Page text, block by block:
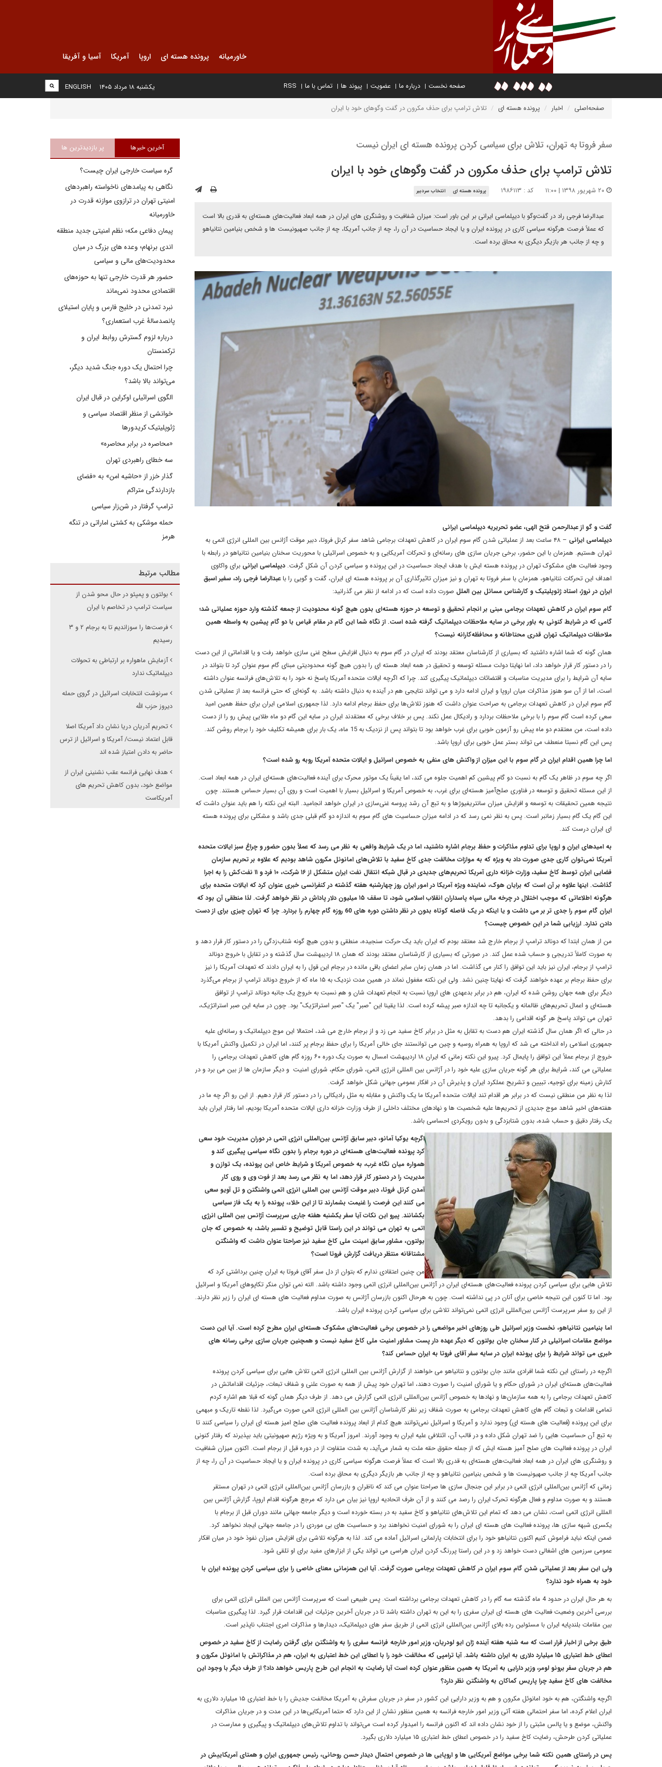
خاورمیانه پرونده هسته ای اروپا آمریکا آسیا و آفریقا
صفحه نخست درباره ما عضویت پیوند ها تماس با ما RSS
ENGLISH یکشنبه ۱۸ مرداد ۱۴۰۵
صفحه‌اصلی اخبار پرونده هسته ای تلاش ترامپ برای حذف مکرون در گفت وگوهای خود با ایران
سفر فروتا به تهران، تلاش برای سیاسی کردن پرونده هسته ای ایران نیست
تلاش ترامپ برای حذف مکرون در گفت وگوهای خود با ایران
کد : ۱۹۸۶۱۱۳ پرونده هسته ای انتخاب سردبیر
عبدالرضا فرجی راد در گفت‌وگو با دیپلماسی ایرانی بر این باور است: میزان شفافیت و روشنگری های ایران در همه ابعاد فعالیت‌های هسته‌ای به قدری بالا است
که عملاً فرصت هرگونه سیاسی کاری در پرونده ایران و یا ایجاد حساسیت در آن را، چه از جانب آمریکا، چه از جانب صهیونیست ها و شخص بنیامین نتانیاهو
و چه از جانب هر بازیگر دیگری به محاق برده است.
گفت و گو از عبدالرحمن فتح الهی، عضو تحریریه دیپلماسی ایرانی
دیپلماسی ایرانی
– ۴۸ ساعت بعد از عملیاتی شدن گام سوم ایران در کاهش تعهدات برجامی شاهد سفر کرنل فروتا، دبیر موقت آژانس بین المللی انرژی اتمی به
تهران هستیم. همزمان با این حضور، برخی جریان سازی های رسانه‌ای و تحرکات آمریکایی و به خصوص اسرائیلی با محوریت سخنان بنیامین نتانیاهو در رابطه با
وجود فعالیت های مشکوک تهران در پرونده هسته ایش با هدف ایجاد حساسیت در این پرونده و سیاسی کردن آن شکل گرفت. دیپلماسی ایرانی برای واکاوی
اهداف این تحرکات نتانیاهو، همزمان با سفر فروتا به تهران و نیز میزان تاثیرگذاری آن بر پرونده هسته ای ایران، گفت و گویی را باعبدالرضا فرجی راد، سفیر اسبق
ایران در نروژ، استاد ژئوپلیتیک و کارشناس مسائل بین الملل صورت داده است که در ادامه از نظر می گذرانید:
گام سوم ایران در کاهش تعهدات برجامی مبنی بر انجام تحقیق و توسعه در حوزه هسته‌ای بدون هیچ گونه محدودیت از جمعه گذشته وارد حوزه عملیاتی شد؛
گامی که در شرایط کنونی به باور برخی در سایه ملاحظات دیپلماتیک گرفته شده است. از نگاه شما این گام در مقام قیاس با دو گام پیشین به واسطه همین
ملاحظات دیپلماتیک تهران قدری محتاطانه و محافظه‌کارانه نیست؟
همان گونه که شما اشاره داشتید که بسیاری از کارشناسان معتقد بودند که ایران در گام سوم به دنبال افزایش سطح غنی سازی خواهد رفت و یا اقداماتی از این دست
را در دستور کار قرار خواهد داد، اما نهایتا دولت مسئله توسعه و تحقیق در همه ابعاد هسته ای را بدون هیچ گونه محدودیتی مبنای گام سوم عنوان کرد تا بتواند در
سایه آن شرایط را برای مدیریت مناسبات و اقتضائات دیپلماتیک پیگیری کند. چرا که اگرچه ایالات متحده آمریکا پاسخ نه خود را به تلاش‌های فرانسه عنوان داشته
است، اما از آن سو هنوز مذاکرات میان اروپا و ایران ادامه دارد و می تواند نتایجی هم در آینده به دنبال داشته باشد. به گونه‌ای که حتی فرانسه بعد از عملیاتی شدن
گام سوم ایران در کاهش تعهدات برجامی به صراحت عنوان داشت که هنوز تلاش‌ها برای حفظ برجام ادامه دارد. لذا جمهوری اسلامی ایران برای حفظ همین امید
سعی کرده است گام سوم را با برخی ملاحظات بردارد و رادیکال عمل نکند. پس بر خلاف برخی که معتقدند ایران در سایه این گام دو ماه طلایی پیش رو را از دست
داده است، من معتقدم دو ماه پیش رو آزمون خوبی برای غرب خواهد بود تا بتواند پس از نزدیک به 15 ماه، یک بار برای همیشه تکلیف خود را برجام روشن کند.
پس این گام نسبتا منعطف می تواند بستر عمل خوبی برای اروپا باشد.
اما چرا همین اقدام ایران در گام سوم با این میزان از واکنش های منفی به خصوص اسرائیل و ایالات متحده آمریکا روبه رو شده است؟
اگر چه سوم در ظاهر یک گام به نسبت دو گام پیشین کم اهمیت جلوه می کند، اما یقیناً یک موتور محرک برای آینده فعالیت‌های هسته‌ای ایران در همه ابعاد است.
از این مسئله تحقیق و توسعه در فناوری صلح‌آمیز هسته‌ای برای غرب، به خصوص آمریکا و اسرائیل بسیار با اهمیت است و روی آن بسیار حساس هستند. چون
نتیجه همین تحقیقات به توسعه و افزایش میزان سانتریفیوژها و به تبع آن رشد پروسه غنی‌سازی در ایران خواهد انجامید. البته این نکته را هم باید عنوان داشت که
این گام یک گام بسیار زمانبر است. پس به نظر نمی رسد که در ادامه میزان حساسیت های گام سوم به اندازه دو گام قبلی جدی باشد و مشکلی برای پرونده هسته
ای ایران درست کند.
به امیدهای ایران و اروپا برای تداوم مذاکرات و حفظ برجام اشاره داشتید، اما در یک شرایط واقعی به نظر می رسد که عملاً بدون حضور و چراغ سبز ایالات متحده
آمریکا نمی‌توان کاری جدی صورت داد به ویژه که به موازات مخالفت جدی کاخ سفید با تلاش‌های امانوئل مکرون شاهد بودیم که علاوه بر تحریم سازمان
فضایی ایران توسط کاخ سفید، وزارت خزانه داری آمریکا تحریم‌های جدیدی در قبال شبکه انتقال نفت ایران متشکل از ۱۶ شرکت، ۱۰ فرد و ۱۱ نفت‌کش را به اجرا
گذاشت. اینها علاوه بر آن است که برایان هوک، نماینده ویژه آمریکا در امور ایران روز چهارشنبه هفته گذشته در کنفرانسی خبری عنوان کرد که ایالات متحده برای
هرگونه اطلاعاتی که موجب اختلال در چرخه مالی سپاه پاسداران انقلاب اسلامی شود، تا سقف ۱۵ میلیون دلار پاداش در نظر خواهد گرفت. لذا منطقی آن بود که
ایران گام سوم را جدی تر بر می داشت و یا اینکه در یک فاصله کوتاه بدون در نظر داشتن دوره های 60 روزه گام چهارم را بردارد. چرا که تهران چیزی برای از دست
دادن ندارد. ارزیابی شما در این خصوص چیست؟
من از همان ابتدا که دونالد ترامپ از برجام خارج شد معتقد بودم که ایران باید یک حرکت سنجیده، منطقی و بدون هیچ گونه شتاب‌زدگی را در دستور کار قرار دهد و
به صورت کاملاً تدریجی و حساب شده عمل کند. در صورتی که بسیاری از کارشناسان معتقد بودند که همان ۱۸ اردیبهشت سال گذشته و در تقابل با خروج دونالد
ترامپ از برجام، ایران نیز باید این توافق را کنار می گذاشت. اما در همان زمان سایر اعضای باقی مانده در برجام این قول را به ایران دادند که تعهدات آمریکا را نیز
برای حفظ برجام بر عهده خواهند گرفت که نهایتا چنین نشد. ولی این نکته مغفول نماند در همین مدت نزدیک به ۱۵ ماه که از خروج دونالد ترامپ از برجام می‌گذرد
دیگر برای همه جهان روشن شده که ایران، هم در برابر بدعهدی های اروپا نسبت به انجام تعهدات شان و هم نسبت به خروج یک جانبه دونالد ترامپ از توافق
هسته‌ای و اعمال تحریم‌های ظالمانه و یکجانبه تا چه اندازه صبر پیشه کرده است. لذا یقینا این "صبر" یک "صبر استراتژیک" بود. چون در سایه این صبر استراتژیک،
تهران می تواند پاسخ هر گونه اقدامی را بدهد.
در حالی که اگر همان سال گذشته ایران هم دست به تقابل به مثل در برابر کاخ سفید می زد و از برجام خارج می شد، احتمالا این موج دیپلماتیک و رسانه‌ای علیه
جمهوری اسلامی راه انداخته می شد که اروپا به همراه روسیه و چین می توانستند جای خالی آمریکا را برای حفظ برجام پر کنند، اما ایران در تکمیل واکنش آمریکا با
خروج از برجام عملاً این توافق را پایمال کرد. پیرو این نکته زمانی که ایران ۱۸ اردیبهشت امسال به صورت یک دوره ۶۰ روزه گام های کاهش تعهدات برجامی را
عملیاتی می کند، شرایط برای هر گونه جریان سازی علیه خود را در آژانس بین المللی انرژی اتمی، شورای حکام، شورای امنیت و دیگر سازمان ها از بین می برد و در
کنارش زمینه برای توجیه، تبیین و تشریح عملکرد ایران و پذیرش آن در افکار عمومی جهانی شکل خواهد گرفت.
لذا به نظر من منطقی نیست که در برابر هر اقدام تند ایالات متحده آمریکا ما یک واکنش و مقابله به مثل رادیکالی را در دستور کار قرار دهیم. از این رو اگر چه ما در
هفته‌های اخیر شاهد موج جدیدی از تحریم‌ها علیه شخصیت ها و نهادهای مختلف داخلی از طرف وزارت خزانه داری ایالات متحده آمریکا بودیم، اما رفتار ایران باید
یک رفتار دقیق و حساب شده، بدون شتابزدگی و بدون رویکردی احساسی باشد.
اگرچه یوکیا آمانو، دبیر سابق آژانس بین‌المللی انرژی اتمی در دوران مدیریت خود سعی
کرد پرونده فعالیت‌های هسته‌ای در دوره برجام را بدون نگاه سیاسی پیگیری کند و
همواره میان نگاه غرب، به خصوص آمریکا و شرایط خاص این پرونده، یک توازن و
مدیریت را در دستور کار قرار دهد، اما به نظر می رسد بعد از فوت وی و روی کار
آمدن کرنل فروتا، دبیر موقت آژانس بین المللی انرژی اتمی واشنگتن و تل آویو سعی
می کنند این فرصت را غنیمت بشمارند تا از این خلاء، پرونده را به یک فاز سیاسی
بکشانند. پیرو این نکات آیا سفر یکشنبه هفته جاری سرپرست آژانس بین المللی انرژی
اتمی به تهران می تواند در این راستا قابل توضیح و تفسیر باشد، به خصوص که جان
بولتون، مشاور سابق امینت ملی کاخ سفید نیز صراحتا عنوان داشت که واشنگتن
مشتاقانه منتظر دریافت گزارش فروتا است؟
من چنین اعتقادی ندارم که بتوان از دل سفر آقای فروتا به ایران چنین برداشتی کرد که
تلاش هایی برای سیاسی کردن پرونده فعالیت‌های هسته‌ای ایران در آژانس بین‌المللی انرژی اتمی وجود داشته باشد. الته نمی توان منکر تکاپوهای آمریکا و اسرائیل
بود. اما تا کنون این نتیجه خاصی برای آنان در پی نداشته است. چون به هرحال اکنون بازرسان آژانس به صورت مداوم فعالیت های هسته ای ایران را زیر نظر دارند.
از این رو سفر سرپرست آژانس بین‌المللی انرژی اتمی نمی‌تواند تلاشی برای سیاسی کردن پرونده ایران باشد.
اما بنیامین نتانیاهو، نخست وزیر اسرائیل طی روزهای اخیر مواضعی را در خصوص برخی فعالیت‌های مشکوک هسته‌ای ایران مطرح کرده است. آیا این دست
مواضع مقامات اسرائیلی در کنار سخنان جان بولتون که دیگر عهده دار پست مشاور امنیت ملی کاخ سفید نیست و همچنین جریان سازی برخی رسانه های
خبری می تواند شرایط را برای پرونده ایران در سایه سفر آقای فروتا به ایران حساس کند؟
اگرچه در راستای این نکته شما افرادی مانند جان بولتون و نتانیاهو می خواهند از گزارش آژانس بین المللی انرژی اتمی تلاش هایی برای سیاسی کردن پرونده
فعالیت‌های هسته‌ای ایران در شورای حکام و یا شورای امنیت را صورت دهند، اما تهران خود پیش از همه به صورت علنی و شفاف تبعات، جزئیات اقداماتش در
کاهش تعهدات برجامی را به همه سازمان‌ها و نهادها به خصوص آژانس بین‌المللی انرژی اتمی گزارش می دهد. از طرف دیگر همان گونه که قبلا هم اشاره کردم
تمامی اقدامات و تبعات گام های کاهش تعهدات برجامی به صورت شفاف زیر نظر کارشناسان آژانس بین المللی انرژی اتمی صورت می‌گیرد. لذا نقطه تاریک و مبهمی
برای این پرونده (فعالیت های هسته ای) وجود ندارد و آمریکا و اسرائیل نمی‌توانند هیچ کدام از ابعاد پرونده فعالیت های صلح امیز هسته ای ایران را سیاسی کنند تا
به تبع آن حساسیت هایی را ضد تهران شکل داده و در قالب آن، ائتلافی علیه ایران به وجود آورند. امروز آمریکا و به ویژه رژیم صهیونیتی باید بپذیرند که رفتار کنونی
ایران در پرونده فعالیت های صلح آمیز هسته ایش که از جمله حقوق حقه ملت به شمار می‌آید، به شدت متفاوت از در دوره قبل از برجام است. اکنون میزان شفافیت
و روشنگری های ایران در همه ابعاد فعالیت‌های هسته‌ای به قدری بالا است که عملاً فرصت هرگونه سیاسی کاری در پرونده ایران و یا ایجاد حساسیت در آن را، چه از
جانب آمریکا چه از جانب صهیونیست ها و شخص بنیامین نتانیاهو و چه از جانب هر بازیگر دیگری به محاق برده است.
زمانی که آژانس بین‌المللی انرژی اتمی در برابر این جنجال سازی ها صراحتا عنوان می کند که ناظران و بازرسان آژانس بین‌المللی انرژی اتمی در تهران مستقر
هستند و به صورت مداوم و فعال هرگونه تحرک ایران را رصد می کنند و از آن طرف اتحادیه اروپا نیز بیان می دارد که مرجع هرگونه اقدام اروپا، گزارش آژانس بین
المللی انرژی اتمی است، نشان می دهد که تمام این تلاش‌های نتانیاهو و کاخ سفید به در بسته خورده است و دیگر جامعه جهانی مانند دوران قبل از برجام با
یکسری شبهه سازی ها، پرونده فعالیت های هسته ای ایران را به شورای امنیت نخواهند برد و حساسیت های بی موردی را در جامعه جهانی ایجاد نخواهد کرد.
ضمن اینکه نباید فراموش کنیم اکنون نتانیاهو خود را برای انتخابات پارلمانی اسرائیل آماده می کند. لذا به هرگونه تلاشی برای افزایش میزان نفوذ خود در میان افکار
عمومی سرزمین های اشغالی دست خواهد زد و در این راستا پررنگ کردن ایران هراسی می تواند یکی از ابزارهای مفید برای او تلقی شود.
ولی این سفر بعد از عملیاتی شدن گام سوم ایران در کاهش تعهدات برجامی صورت گرفت. آیا این همزمانی معنای خاصی را برای سیاسی کردن پرونده ایران با
خود به همراه خود ندارد؟
به هر حال ایران در حدود 4 ماه گذشته سه گام را در کاهش تعهدات برجامی برداشته است. پس طبیعی است که سرپرست آژانس بین المللی انرژی اتمی برای
بررسی آخرین وضعیت فعالیت های هسته ای ایران سفری را به این به تهران داشته باشد تا در جریان آخرین جزئیات این اقدامات قرار گیرد. لذا پیگیری مناسبات
بین مقامات بلندپایه ایران با مسئولین رده بالای آژانس بین‌المللی انرژی اتمی از طریق سفر های دیپلماتیک، دیدارها و مذاکرات امری اجتناب ناپذیر است.
طبق برخی از اخبار قرار است که سه شنبه هفته آینده ژان ایو لودریان، وزیر امور خارجه فرانسه سفری را به واشنگتن برای گرفتن رضایت از کاخ سفید در خصوص
اعطای خط اعتباری ۱۵ میلیارد دلاری به ایران داشته باشد. آیا ترامپی که مخالفت خود را با اعطای این خط اعتباری به ایران، هم در مذاکراتش با امانوئل مکرون و
هم در جریان سفر برونو لومر، وزیر دارایی به آمریکا به همین منظور عنوان کرده است آیا رضایت به انجام این طرح پاریس خواهد داد؟ از طرف دیگر با وجود این
مخالفت های کاخ سفید چرا پاریس کماکان به واشنگتن نظر دارد؟
اگرچه واشنگتن، هم به خود امانوئل مکرون و هم به وزیر دارایی این کشور در سفر در جریان سفرش به آمریکا مخالفت جدیش را با خط اعتباری ۱۵ میلیارد دلاری به
ایران اعلام کرده، اما سفر احتمالی هفته آتی وزیر امور خارجه فرانسه به همین منظور نشان از این دارد که حتما آمریکایی‌ها در این مدت و در جریان مذاکرات
واکنش، موضع و یا پالس مثبتی را از خود نشان داده اند که اکنون فرانسه را امیدوار کرده است می‌تواند با تداوم تلاش‌های دیپلماتیک و پیگیری و ممارست در
عملیاتی کردن طرحش، رضایت کاخ سفید را در خصوص اعطای خط اعتباری ۱۵ میلیارد دلاری بگیرد.
پس در راستای همین نکته شما برخی مواضع آمریکایی ها و اروپایی ها در خصوص احتمال دیدار حسن روحانی، رئیس جمهوری ایران و همتای آمریکاییش در
آخرین خبرها پر بازدیدترین ها
گره سیاست خارجی ایران چیست؟
نگاهی به پیامدهای ناخواسته راهبردهای
امنیتی تهران در ترازوی موازنه قدرت در
خاورمیانه
پیمان دفاعی مکه؛ نظم امنیتی جدید منطقه
اندی برنهام؛ وعده های بزرگ در میان
محدودیت‌های مالی و سیاسی
حضور هر قدرت خارجی تنها به حوزه‌های
اقتصادی محدود نمی‌ماند
نبرد تمدنی در خلیج فارس و پایان استیلای
پانصدسالۀ غرب استعماری؟
درباره لزوم گسترش روابط ایران و
ترکمنستان
چرا احتمال یک دوره جنگ شدید دیگر،
می‌تواند بالا باشد؟
الگوی اسرائیلی اوکراین در قبال ایران
خوانشی از منظر اقتصاد سیاسی و
ژئوپلیتیک کریدورها
«محاصره در برابر محاصره»
سه خطای راهبردی تهران
گذار خزر از «حاشیه امن» به «فضای
بازدارندگی متراکم
ترامپ گرفتار در شن‌زار سیاسی
حمله موشکی به کشتی اماراتی در تنگه
هرمز
مطالب مرتبط
بولتون و پمپئو در حال محو شدن از
سیاست ترامپ در تخاصم با ایران
فرصت‌ها را سوزاندیم تا به برجام ۲ و ۳
رسیدیم
آزمایش ماهواره بر ارتباطی به تحولات
دیپلماتیک ندارد
سرنوشت انتخابات اسرائیل در گروی حمله
دیروز حزب الله
تحریم آدریان دریا نشان داد آمریکا اصلا
قابل اعتماد نیست/ آمریکا و اسرائیل از ترس
حاضر به دادن امتیاز شده اند
هدف نهایی فرانسه عقب نشنینی ایران از
مواضع خود، بدون کاهش تحریم های
آمریکاست